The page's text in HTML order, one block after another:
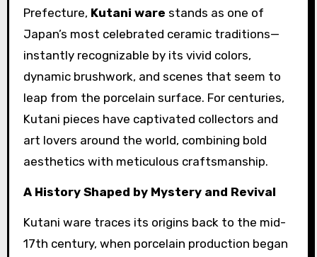
Prefecture, Kutani ware stands as one of
Japan’s most celebrated ceramic traditions—
instantly recognizable by its vivid colors,
dynamic brushwork, and scenes that seem to
leap from the porcelain surface. For centuries,
Kutani pieces have captivated collectors and
art lovers around the world, combining bold
aesthetics with meticulous craftsmanship.
A History Shaped by Mystery and Revival
Kutani ware traces its origins back to the mid-
17th century, when porcelain production began